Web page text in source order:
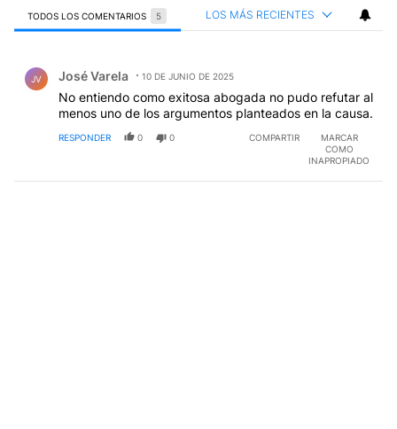
TODOS LOS COMENTARIOS 5 LOS MÁS RECIENTES
JV José Varela 10 DE JUNIO DE 2025
No entiendo como exitosa abogada no pudo refutar al
menos uno de los argumentos planteados en la causa.
RESPONDER 0 0 COMPARTIR
MARCAR
COMO
INAPROPIADO